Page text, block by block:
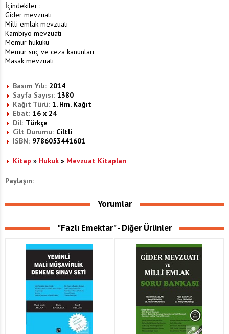
İçindekiler :
Gider mevzuatı
Milli emlak mevzuatı
Kambiyo mevzuatı
Memur hukuku
Memur suç ve ceza kanunları
Masak mevzuatı
Basım Yılı: 2014
Sayfa Sayısı: 1380
Kağıt Türü: 1. Hm. Kağıt
Ebat: 16 x 24
Dil: Türkçe
Cilt Durumu: Ciltli
ISBN: 9786053441601
Kitap » Hukuk » Mevzuat Kitapları
Paylaşın:
Yorumlar
"Fazlı Emektar" - Diğer Ürünler